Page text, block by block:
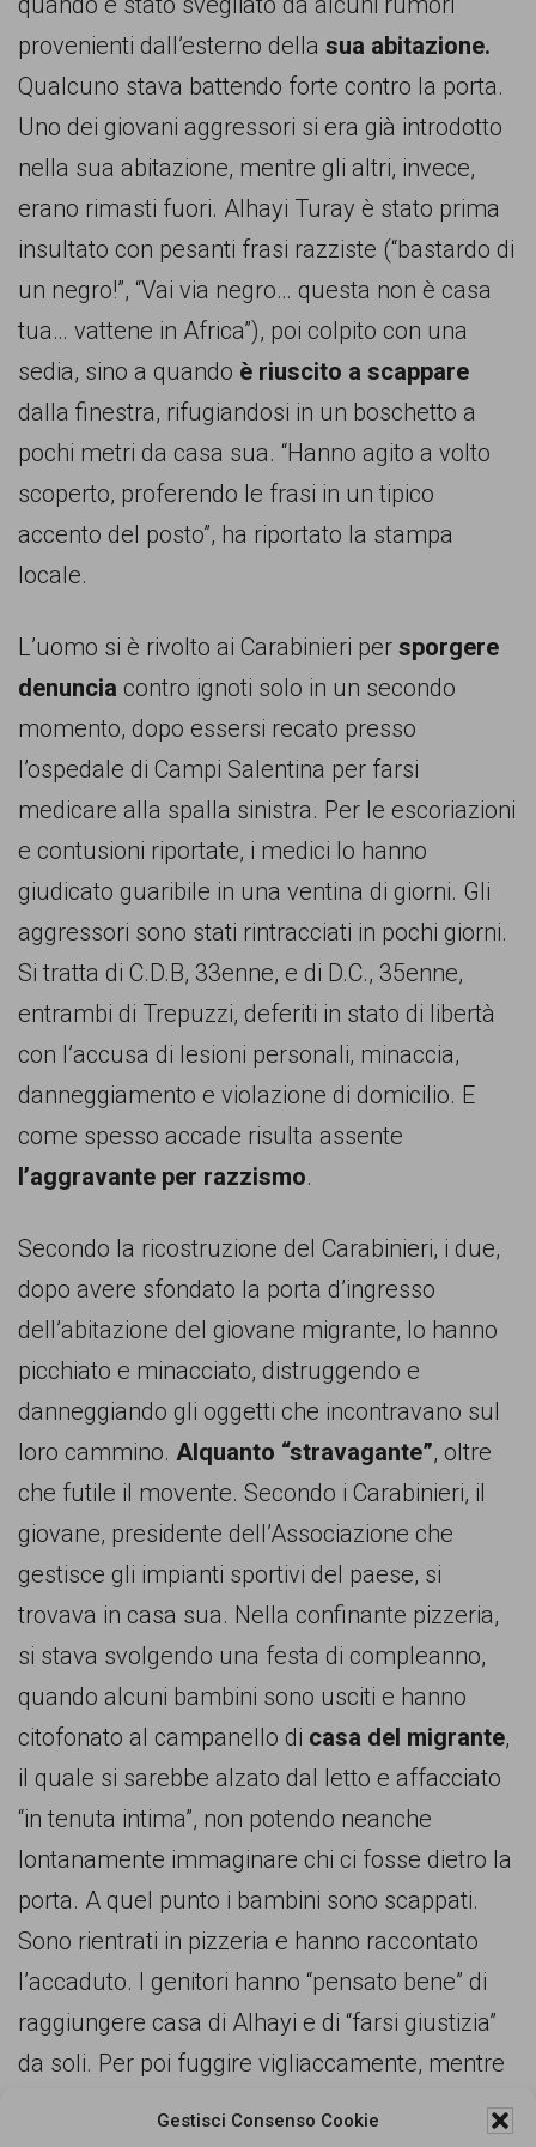
Gestisci Consenso Cookie
persone,
associazioni
movimenti
che
battono
per
le
pari
opportunità
garanzia
dei
cittadinanza
per
tutti.
provenienti dall’esterno della sua abitazione.
Qualcuno stava battendo forte contro la porta.
Uno dei giovani aggressori si era già introdotto
nella sua abitazione, mentre gli altri, invece,
erano rimasti fuori. Alhayi Turay è stato prima
insultato con pesanti frasi razziste (“bastardo di
un negro!”, “Vai via negro… questa non è casa
tua… vattene in Africa”), poi colpito con una
sedia, sino a quando è riuscito a scappare
dalla finestra, rifugiandosi in un boschetto a
pochi metri da casa sua. “Hanno agito a volto
scoperto, proferendo le frasi in un tipico
accento del posto”, ha riportato la stampa
locale.
L’uomo si è rivolto ai Carabinieri per sporgere
denuncia contro ignoti solo in un secondo
momento, dopo essersi recato presso
l’ospedale di Campi Salentina per farsi
medicare alla spalla sinistra. Per le escoriazioni
e contusioni riportate, i medici lo hanno
giudicato guaribile in una ventina di giorni. Gli
aggressori sono stati rintracciati in pochi giorni.
Si tratta di C.D.B, 33enne, e di D.C., 35enne,
entrambi di Trepuzzi, deferiti in stato di libertà
con l’accusa di lesioni personali, minaccia,
danneggiamento e violazione di domicilio. E
come spesso accade risulta assente
l’aggravante per razzismo.
Secondo la ricostruzione del Carabinieri, i due,
dopo avere sfondato la porta d’ingresso
dell’abitazione del giovane migrante, lo hanno
picchiato e minacciato, distruggendo e
danneggiando gli oggetti che incontravano sul
loro cammino. Alquanto “stravagante”, oltre
che futile il movente. Secondo i Carabinieri, il
giovane, presidente dell’Associazione che
gestisce gli impianti sportivi del paese, si
trovava in casa sua. Nella confinante pizzeria,
si stava svolgendo una festa di compleanno,
quando alcuni bambini sono usciti e hanno
citofonato al campanello di casa del migrante,
il quale si sarebbe alzato dal letto e affacciato
“in tenuta intima”, non potendo neanche
lontanamente immaginare chi ci fosse dietro la
porta. A quel punto i bambini sono scappati.
Sono rientrati in pizzeria e hanno raccontato
l’accaduto. I genitori hanno “pensato bene” di
raggiungere casa di Alhayi e di “farsi giustizia”
da soli. Per poi fuggire vigliaccamente, mentre
la vittima ha allertato amici e forze dell’ordine.